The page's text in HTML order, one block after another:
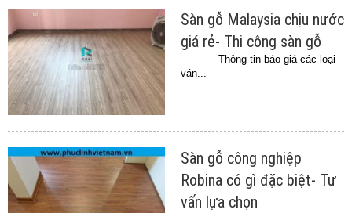
Sàn gỗ Malaysia chịu nước
giá rẻ- Thi công sàn gỗ
Thông tin báo giá các loại
ván...
Sàn gỗ công nghiệp
Robina có gì đặc biệt- Tư
vấn lựa chọn